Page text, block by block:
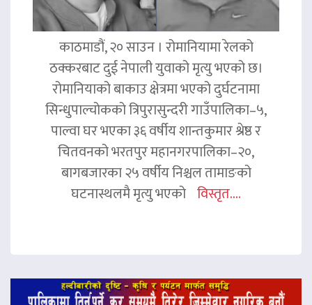
काठमाडौं, २० साउन । रोमानियामा रेलको
ठक्करबाट दुई नेपाली युवाको मृत्यु भएको छ।
रोमानियाको बाकाउ क्षेत्रमा भएको दुर्घटनामा
सिन्धुपाल्चोकको त्रिपुरासुन्दरी गाउँपालिका–५,
पाल्वा घर भएका ३६ वर्षीय शान्तकुमार श्रेष्ठ र
चितवनको भरतपुर महानगरपालिका–२०,
बागबजारका २५ वर्षीय निश्चल तामाङको
घटनास्थलमै मृत्यु भएको विस्तृत....